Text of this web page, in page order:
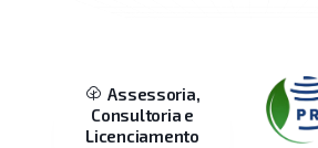
Assessoria,
Consultoria e
Licenciamento